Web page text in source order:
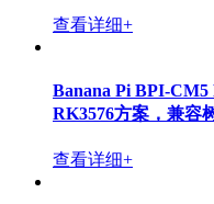
查看详细+
Banana Pi BPI-
RK3576方案，兼容
查看详细+